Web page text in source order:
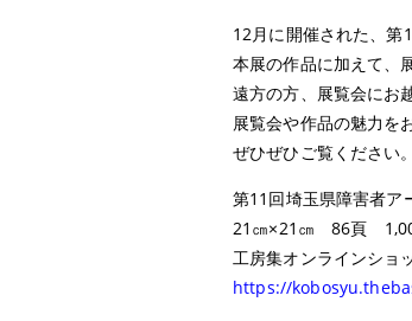
12月に開催された、第
本展の作品に加えて、
遠方の方、展覧会にお
展覧会や作品の魅力を
ぜひぜひご覧ください。
第11回埼玉県障害者
21㎝×21㎝ 86頁
工房集オンラインショ
https://